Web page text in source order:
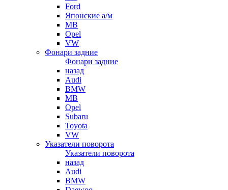
Ford
Японские а/м
MB
Opel
VW
Фонари задние
Фонари задние
назад
Audi
BMW
MB
Opel
Subaru
Toyota
VW
Указатели поворота
Указатели поворота
назад
Audi
BMW